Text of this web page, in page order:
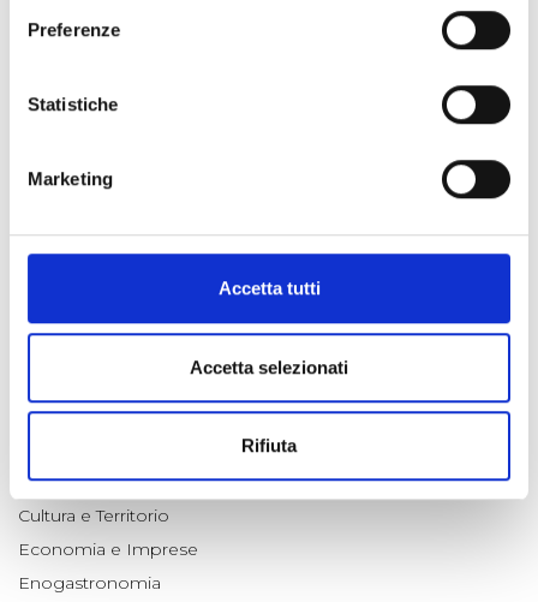
Preferenze
Statistiche
Marketing
Accetta tutti
Accetta selezionati
Rifiuta
06 lug 2026
È DISPONIBILE LA "GUIDA FREE" 2026 DELLA VALLE DI SUSA
LA BATTAGLIA DELL'ASSIETTA IN UNA CRONACA DEL 1887
23 giu 2026
CATEGORIE
#ARCHIVIO FOTO DEL GIORNO
#ARCHIVIO NEWSLETTERS
Appuntamenti
Cultura e Territorio
Economia e Imprese
Enogastronomia